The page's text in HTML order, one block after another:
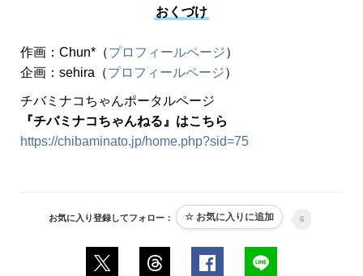
おくづけ
作画：Chun*（プロフィールページ）
企画：sehira（プロフィールページ）
チバミナコちゃんポータルページ
『チバミナコちゃんねる』はこちら
https://chibaminato.jp/home.php?sid=75
お気に入り登録してフォロー： 6